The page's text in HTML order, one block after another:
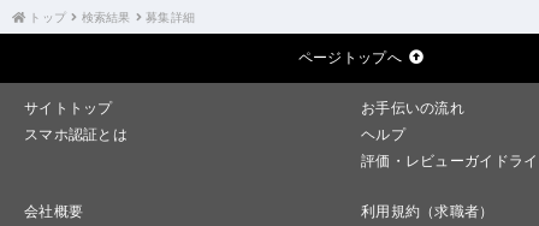
トップ 検索結果 募集詳細
ページトップへ
サイトトップ
お手伝いの流れ
スマホ認証とは
ヘルプ
評価・レビューガイドラ
会社概要
利用規約（求職者）